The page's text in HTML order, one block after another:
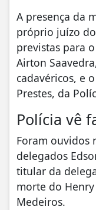
A presença da
próprio juízo
previstas para
Airton
cadavéricos, e
Prestes, da
Polícia vê
Foram ouvidos
delegados
titular da
morte do
Medeiros.